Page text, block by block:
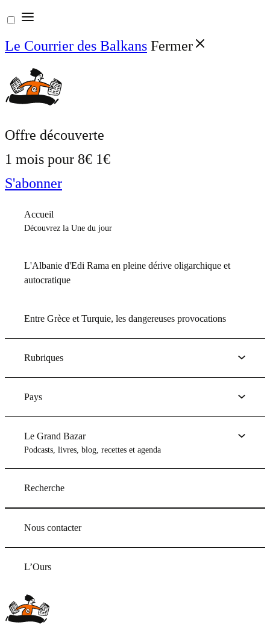
Aller
au
contenu
Le Courrier des Balkans Fermer
Offre découverte
1 mois pour 8€ 1€
S'abonner
Accueil
Découvrez la Une du jour
L'Albanie d'Edi Rama en pleine dérive oligarchique et
autocratique
Entre Grèce et Turquie, les dangereuses provocations
Rubriques
Pays
Le Grand Bazar
Podcasts, livres, blog, recettes et agenda
Recherche
Nous contacter
L’Ours